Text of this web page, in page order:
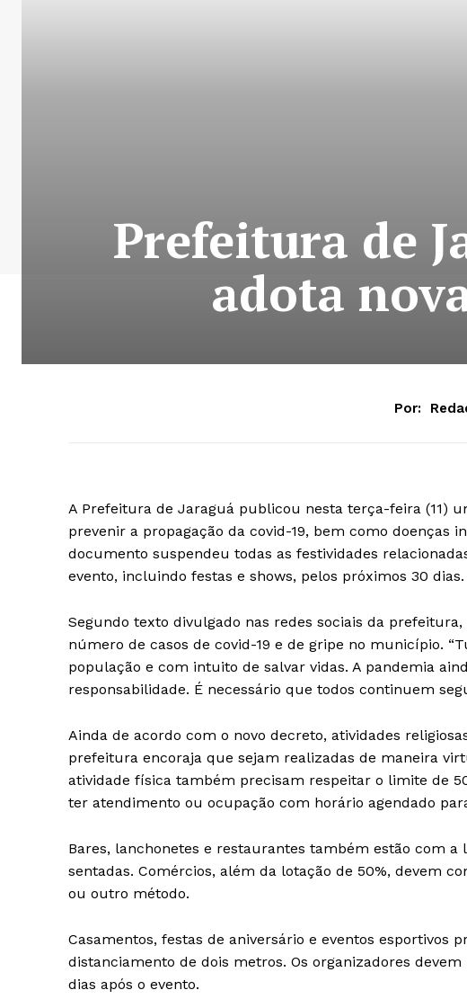
Prefeitura de
adota
Por:
A Prefeitura de Jaraguá publicou nesta terça-feira (11)
prevenir a propagação da covid-19, bem como doenças
documento suspendeu todas as festividades
evento, incluindo festas e shows, pelos próximos 30 dias.
Segundo texto divulgado nas redes sociais da
número de casos de covid-19 e de gripe no município.
população e com intuito de salvar vidas. A pandemia
responsabilidade. É necessário que todos continuem
Ainda de acordo com o novo decreto, atividades
prefeitura encoraja que sejam realizadas de maneira
atividade física também precisam respeitar o limite de
ter atendimento ou ocupação com horário agendado
Bares, lanchonetes e restaurantes também estão com a
sentadas. Comércios, além da lotação de 50%, devem
ou outro método.
Casamentos, festas de aniversário e eventos esportivos
distanciamento de dois metros. Os organizadores
dias após o evento.